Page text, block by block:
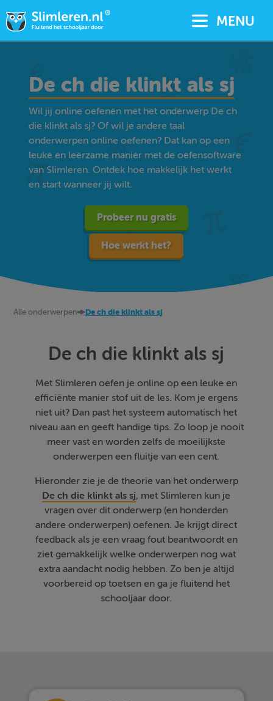
MENU
De ch die klinkt als sj
Wil jij online oefenen met het onderwerp De ch
die klinkt als sj? Of wil je andere taal
onderwerpen online oefenen? Dat kan op een
leuke en leerzame manier met de oefensoftware
van Slimleren. Ontdek hoe makkelijk het werkt
en start wanneer jij wilt.
Probeer nu gratis
Hoe werkt het?
Alle onderwerpen De ch die klinkt als sj
De ch die klinkt als sj
Met Slimleren oefen je online op een leuke en
efficiënte manier stof uit de les. Kom je ergens
niet uit? Dan past het systeem automatisch het
niveau aan en geeft handige tips. Zo loop je nooit
meer vast en worden zelfs de moeilijkste
onderwerpen een fluitje van een cent.
Hieronder zie je de theorie van het onderwerp
De ch die klinkt als sj, met Slimleren kun je
vragen over dit onderwerp (en honderden
andere onderwerpen) oefenen. Je krijgt direct
feedback als je een vraag fout beantwoordt en
ziet gemakkelijk welke onderwerpen nog wat
extra aandacht nodig hebben. Zo ben je altijd
voorbereid op toetsen en ga je fluitend het
schooljaar door.